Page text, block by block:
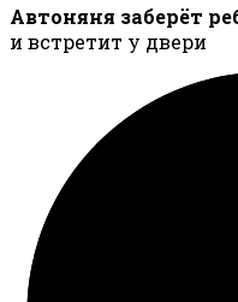
Автоняня заберёт
и встретит у двери